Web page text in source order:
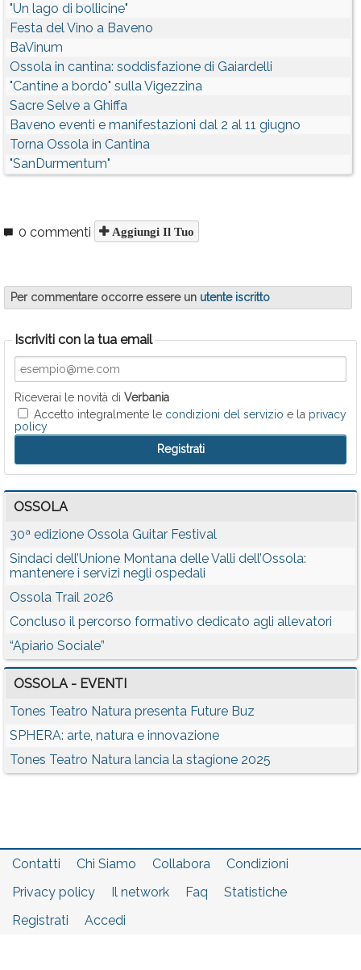
"Un lago di bollicine"
Festa del Vino a Baveno
BaVinum
Ossola in cantina: soddisfazione di Gaiardelli
"Cantine a bordo" sulla Vigezzina
Sacre Selve a Ghiffa
Baveno eventi e manifestazioni dal 2 al 11 giugno
Torna Ossola in Cantina
"SanDurmentum"
0 commenti Aggiungi Il Tuo
Per commentare occorre essere un utente iscritto
Iscriviti con la tua email
Riceverai le novità di Verbania
Accetto integralmente le condizioni del servizio e la privacy
policy
OSSOLA
30ª edizione Ossola Guitar Festival
Sindaci dell’Unione Montana delle Valli dell’Ossola:
mantenere i servizi negli ospedali
Ossola Trail 2026
Concluso il percorso formativo dedicato agli allevatori
“Apiario Sociale”
OSSOLA - EVENTI
Tones Teatro Natura presenta Future Buz
SPHERA: arte, natura e innovazione
Tones Teatro Natura lancia la stagione 2025
Contatti Chi Siamo Collabora
Condizioni
Privacy policy
Il network Faq
Statistiche
Registrati
Accedi